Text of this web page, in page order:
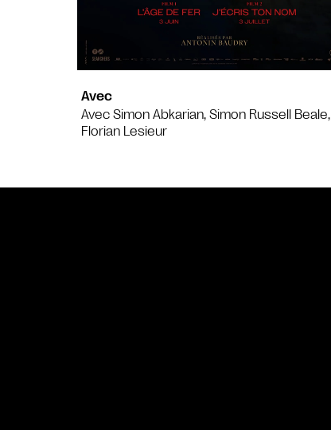
Avec
Avec Simon Abkarian, Simon Russell Beale,
Florian Lesieur